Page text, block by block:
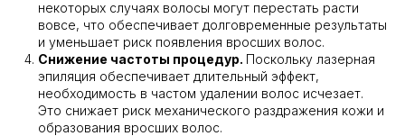
некоторых случаях волосы могут перестать расти
вовсе, что обеспечивает долговременные результаты
и уменьшает риск появления вросших волос.
Снижение частоты процедур. Поскольку лазерная
эпиляция обеспечивает длительный эффект,
необходимость в частом удалении волос исчезает.
Это снижает риск механического раздражения кожи и
образования вросших волос.